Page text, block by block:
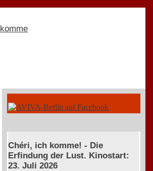
Chéri, ich komme! - Die
Erfindung der Lust. Kinostart:
23. Juli 2026